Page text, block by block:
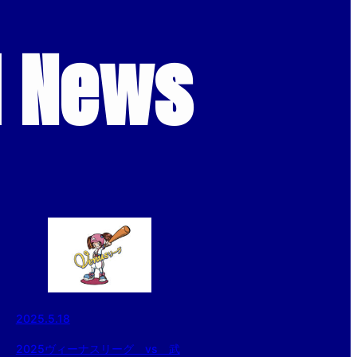
2025.5.18
2025ヴィーナスリーグ vs 武